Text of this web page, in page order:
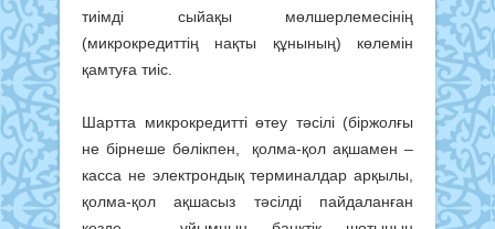
тиімді сыйақы мөлшерлемесінің
(микрокредиттің нақты құнының) көлемін
қамтуға тиіс.
Шартта микрокредитті өтеу тәсілі (біржолғы
не бірнеше бөлікпен, қолма-қол ақшамен –
касса не электрондық терминалдар арқылы,
қолма-қол ақшасыз тәсілді пайдаланған